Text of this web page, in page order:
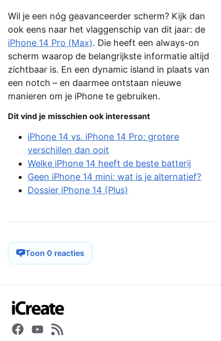
Wil je een nóg geavanceerder scherm? Kijk dan
ook eens naar het vlaggenschip van dit jaar: de
iPhone 14 Pro (Max). Die heeft een always-on
scherm waarop de belangrijkste informatie altijd
zichtbaar is. En een dynamic island in plaats van
een notch – en daarmee ontstaan nieuwe
manieren om je iPhone te gebruiken.
Dit vind je misschien ook interessant
iPhone 14 vs. iPhone 14 Pro: grotere
verschillen dan ooit
Welke iPhone 14 heeft de beste batterij
Geen iPhone 14 mini: wat is je alternatief?
Dossier iPhone 14 (Plus)
Toon 0 reacties